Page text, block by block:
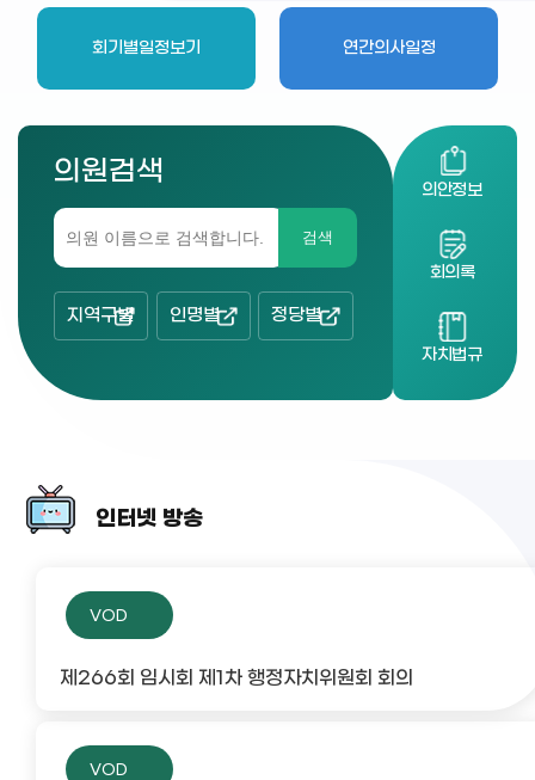
회기별일정보기 연간의사일정
의원검색
검색
지역구별 인명별 정당별
의안정보
회의록
자치법규
인터넷 방송
VOD
제266회 임시회 제1차 행정자치위원회 회의
VOD